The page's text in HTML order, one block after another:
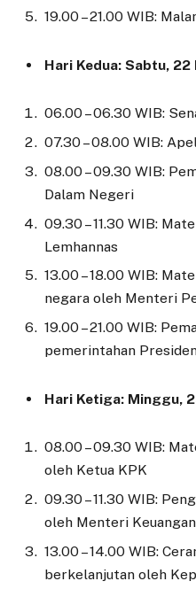
19.00 – 21.00 WIB:
Hari Kedua: Sabtu,
06.00 – 06.30 WIB:
07.30 – 08.00 WIB:
08.00 – 09.30 WIB:
Dalam Negeri
09.30 – 11.30 WIB:
Lemhannas
13.00 – 18.00 WIB:
negara oleh Menteri
19.00 – 21.00 WIB:
pemerintahan
Hari Ketiga: Minggu,
08.00 – 09.30 WIB:
oleh Ketua KPK
09.30 – 11.30 WIB:
oleh Menteri Keuangan
13.00 – 14.00 WIB:
berkelanjutan oleh